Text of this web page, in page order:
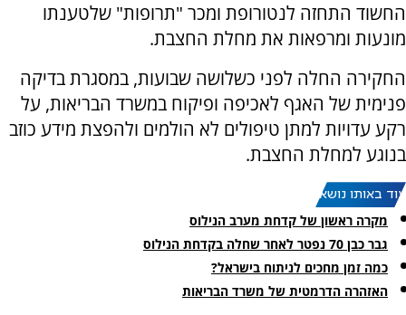
החשוד התחזה לנטורופת ומכר "תרופות" שלטענתו
מונעות ומרפאות את מחלת החצבת.
החקירה החלה לפני כשלושה שבועות, במסגרת בדיקה
פנימית של האגף לאכיפה ופיקוח במשרד הבריאות, על
רקע עדויות למתן טיפולים לא הולמים ולהפצת מידע כוזב
בנוגע למחלת החצבת.
עוד באותו נושא:
מקרה ראשון של קדחת מערב הנילוס
גבר כבן 70 נפטר לאחר שחלה בקדחת הנילוס
כמה זמן מחכים לניתוח בישראל?
האזהרה הדרמטית של משרד הבריאות